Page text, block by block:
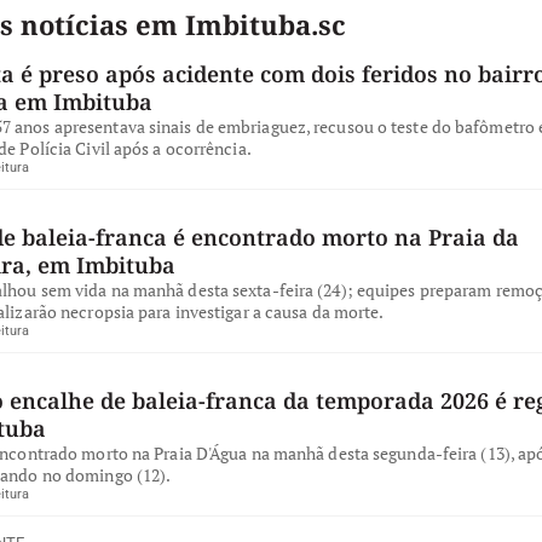
notícias em Imbituba.sc
é preso após acidente com dois feridos no
em Imbituba
anos apresentava sinais de embriaguez, recusou o teste do bafômetro
Polícia Civil após a ocorrência.
baleia-franca é encontrado morto na Praia da
em Imbituba
sem vida na manhã desta sexta-feira (24); equipes preparam
necropsia para investigar a causa da morte.
de baleia-franca da temporada 2026 é
morto na Praia D'Água na manhã desta segunda-feira (13),
no domingo (12).